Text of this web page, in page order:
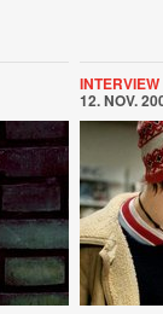
INTERVIEW
12. NOV.